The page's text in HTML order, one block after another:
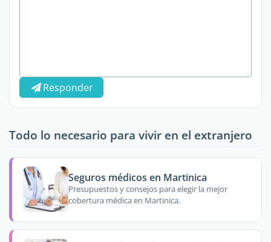
Responder
Todo lo necesario para vivir en el extranjero
Seguros médicos en Martinica
Presupuestos y consejos para elegir la mejor
cobertura médica en Martinica.